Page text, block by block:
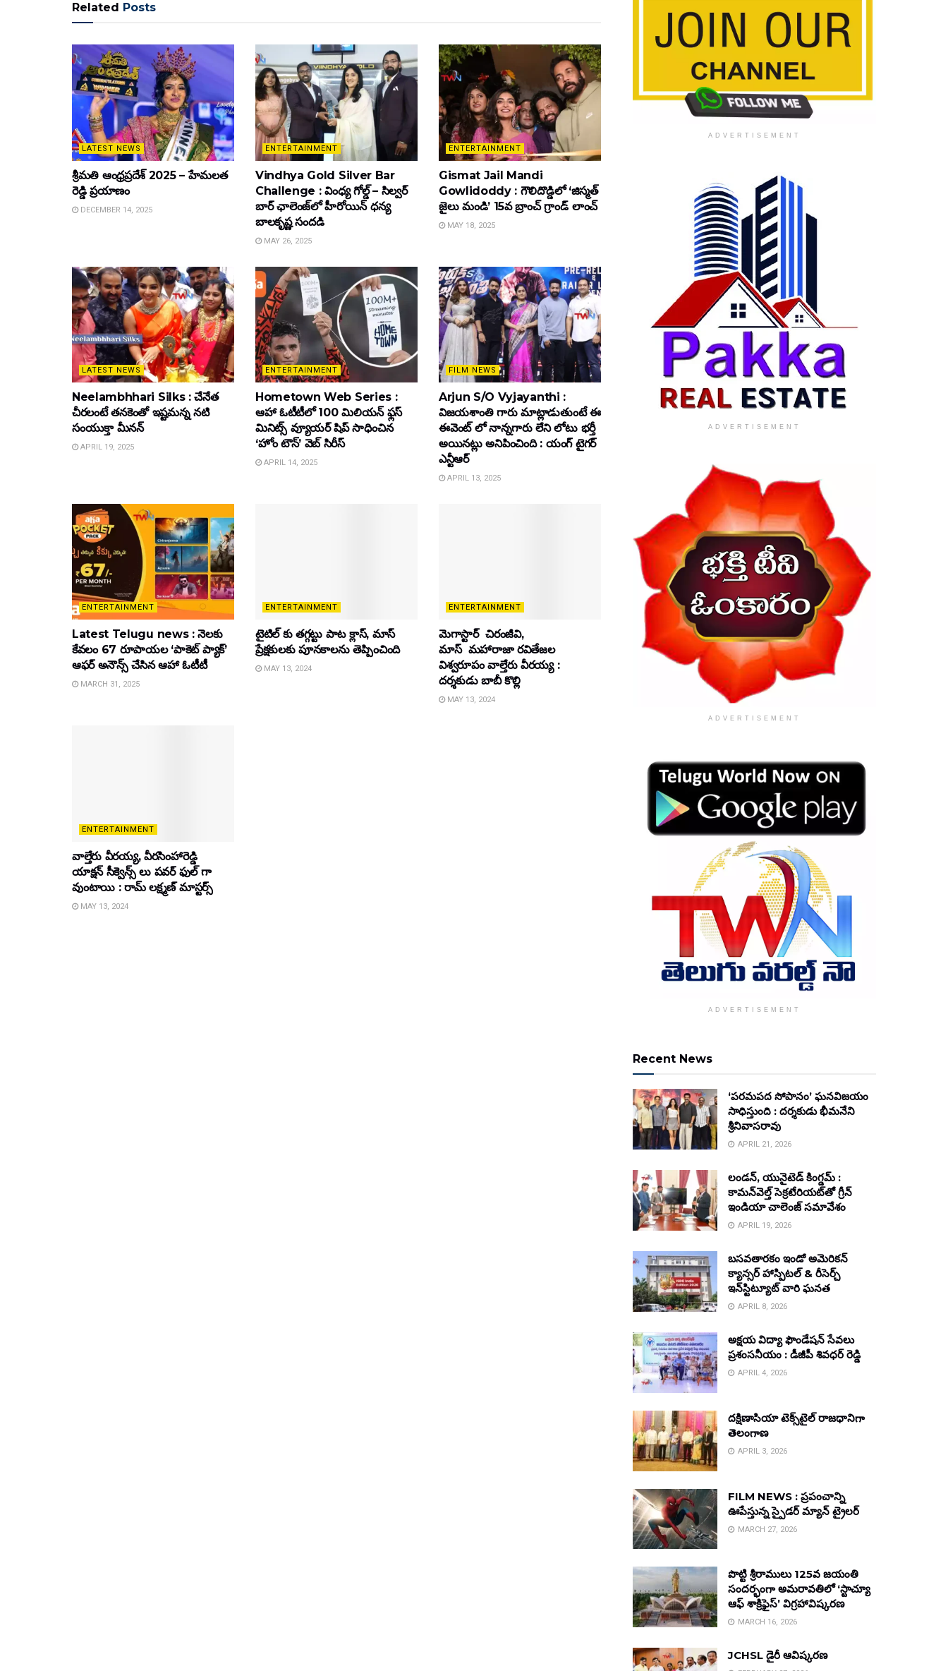
Related Posts
LATEST NEWS
శ్రీమతి ఆంధ్రప్రదేశ్ 2025 – హేమలత
రెడ్డి ప్రయాణం
DECEMBER 14, 2025
ENTERTAINMENT
Vindhya Gold Silver Bar
Challenge : వింధ్య గోల్డ్ – సిల్వర్
బార్ ఛాలెంజ్‌లో హీరోయిన్ ధ‌న్య
బాల‌కృష్ణ‌ సందడి
MAY 26, 2025
ENTERTAINMENT
Gismat Jail Mandi
Gowlidoddy : గౌలిదొడ్డిలో ‘జిస్మత్
జైలు మండి’ 15వ బ్రాంచ్ గ్రాండ్ లాంచ్
MAY 18, 2025
LATEST NEWS
Neelambhhari Silks : చేనేత
చీరలంటే తనకెంతో ఇష్టమన్న నటి
సంయుక్తా మీనన్‌
APRIL 19, 2025
ENTERTAINMENT
Hometown Web Series :
ఆహా ఓటీటీలో 100 మిలియన్ ఫ్లస్
మినిట్స్ వ్యూయర్ షిప్ సాధించిన
‘హోం టౌన్’ వెబ్ సిరీస్
APRIL 14, 2025
FILM NEWS
Arjun S/O Vyjayanthi :
విజయశాంతి గారు మాట్లాడుతుంటే ఈ
ఈవెంట్ లో నాన్నగారు లేని లోటు భర్తీ
అయినట్లు అనిపించింది : యంగ్ టైగర్
ఎన్టీఆర్
APRIL 13, 2025
ENTERTAINMENT
Latest Telugu news : నెలకు
కేవలం 67 రూపాయల ‘పాకెట్ ప్యాక్’
ఆఫర్ అనౌన్స్ చేసిన ఆహా ఓటీటీ
MARCH 31, 2025
ENTERTAINMENT
టైటిల్‌ కు తగ్గట్టు పాట క్లాస్, మాస్
ప్రేక్షకులకు పూనకాలను తెప్పించింది
MAY 13, 2024
ENTERTAINMENT
మెగాస్టార్ చిరంజీవి,
మాస్ మహారాజా రవితేజల
విశ్వరూపం వాల్తేరు వీరయ్య :
దర్శకుడు బాబీ కొల్లి
MAY 13, 2024
ENTERTAINMENT
వాల్తేరు వీరయ్య, వీరసింహారెడ్డి
యాక్షన్ సీక్వెన్స్ లు పవర్ ఫుల్ గా
వుంటాయి : రామ్ లక్ష్మణ్ మాస్టర్స్
MAY 13, 2024
ADVERTISEMENT
ADVERTISEMENT
ADVERTISEMENT
ADVERTISEMENT
Recent News
‘పరమపద సోపానం’ ఘనవిజయం
సాధిస్తుంది : దర్శకుడు భీమనేని
శ్రీనివాసరావు
APRIL 21, 2026
లండన్, యునైటెడ్ కింగ్డమ్ :
కామన్‌వెల్త్ సెక్రటేరియట్‌తో గ్రీన్
ఇండియా చాలెంజ్ సమావేశం
APRIL 19, 2026
బసవతారకం ఇండో అమెరికన్
క్యాన్సర్ హాస్పిటల్ & రీసెర్చ్
ఇన్‌స్టిట్యూట్ వారి ఘనత
APRIL 8, 2026
అక్షయ విద్యా ఫౌండేషన్ సేవలు
ప్రశంసనీయం : డీజీపీ శివధర్ రెడ్డి
APRIL 4, 2026
దక్షిణాసియా టెక్స్‌టైల్ రాజధానిగా
తెలంగాణ
APRIL 3, 2026
FILM NEWS : ప్రపంచాన్ని
ఊపేస్తున్న స్పైడర్ మ్యాన్ ట్రైలర్
MARCH 27, 2026
పొట్టి శ్రీరాములు 125వ జయంతి
సందర్భంగా అమరావతిలో ‘స్టాచ్యూ
ఆఫ్ శాక్రిఫైస్’ విగ్రహావిష్కరణ
MARCH 16, 2026
JCHSL డైరీ ఆవిష్కరణ